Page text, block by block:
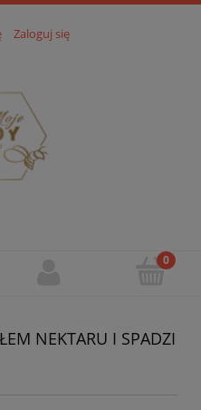
Zaloguj się
NEKTARU I SPADZI